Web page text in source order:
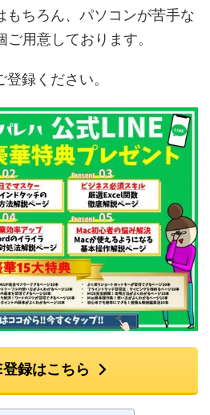
もちろん、パソコンが苦手な
用意しております。
録ください。
録はこちら